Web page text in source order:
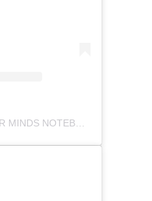
Příspěvek sdílený CLEVER MINDS NOTEBOOOK (@clevermindseu)